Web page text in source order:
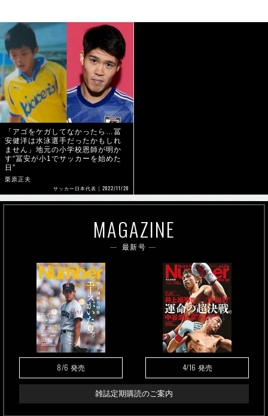
「アゴをケガしてなかったら…冨
安健洋は水泳選手だったかもしれ
ません」地元の小学校恩師が明か
す“冨安が小1でサッカーを始めた
日”
栗原正夫
サッカー日本代表 2022/11/20
MAGAZINE
最新号
8/6 発売 4/16 発売
雑誌定期購読のご案内